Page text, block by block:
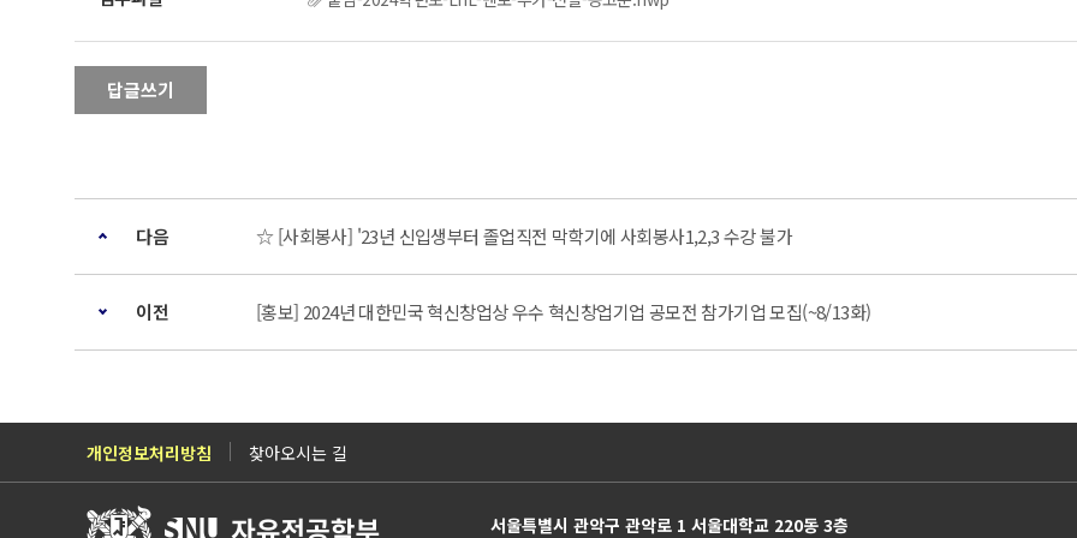
답글쓰기
다음 ☆ [사회봉사] '23년 신입생부터 졸업직전 막학기에 사회봉사1,2,3 수강 불가
이전 [홍보] 2024년 대한민국 혁신창업상 우수 혁신창업기업 공모전 참가기업 모집(~8/13화)
개인정보처리방침 찾아오시는 길
서울특별시 관악구 관악로 1 서울대학교 220동 3층